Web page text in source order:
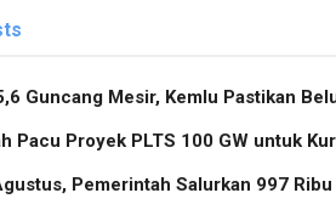
Guncang Mesir, Kemlu Pastikan
Pacu Proyek PLTS 100 GW untuk
Pemerintah Salurkan 997